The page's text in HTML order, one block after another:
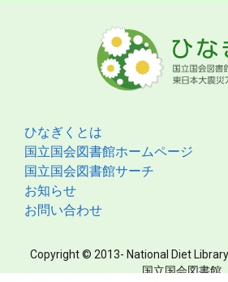
ひなぎくとは
国立国会図書館ホームページ
国立国会図書館サーチ
お知らせ
お問い合わせ
Copyright © 2013- National Diet